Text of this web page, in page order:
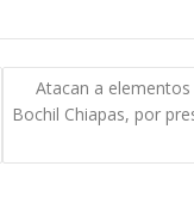
Atacan a
Bochil Chiapas, por